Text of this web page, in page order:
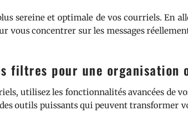
sereine et optimale de vos courriels. En
vous concentrer sur les messages
filtres pour une organisation
utilisez les fonctionnalités avancées de
outils puissants qui peuvent transformer